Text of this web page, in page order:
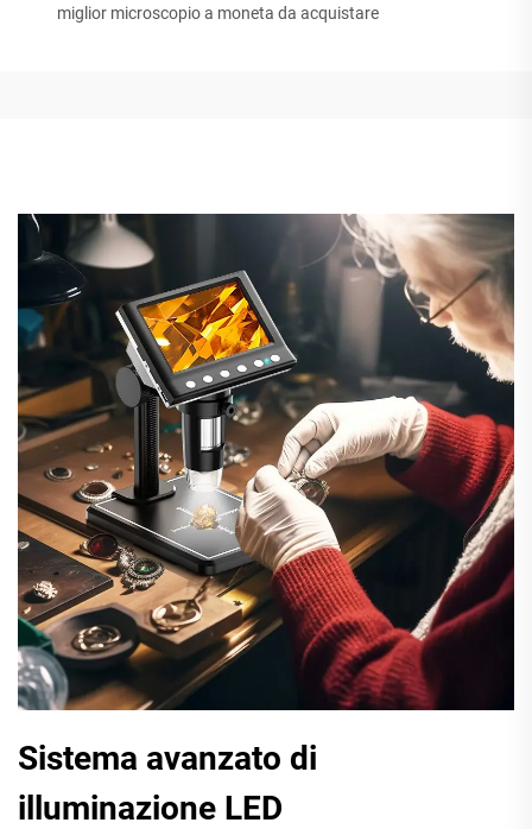
miglior microscopio a moneta da acquistare
Sistema avanzato di
illuminazione LED